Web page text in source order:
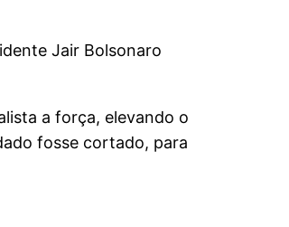
Jair Bolsonaro
a força, elevando o
fosse cortado, para